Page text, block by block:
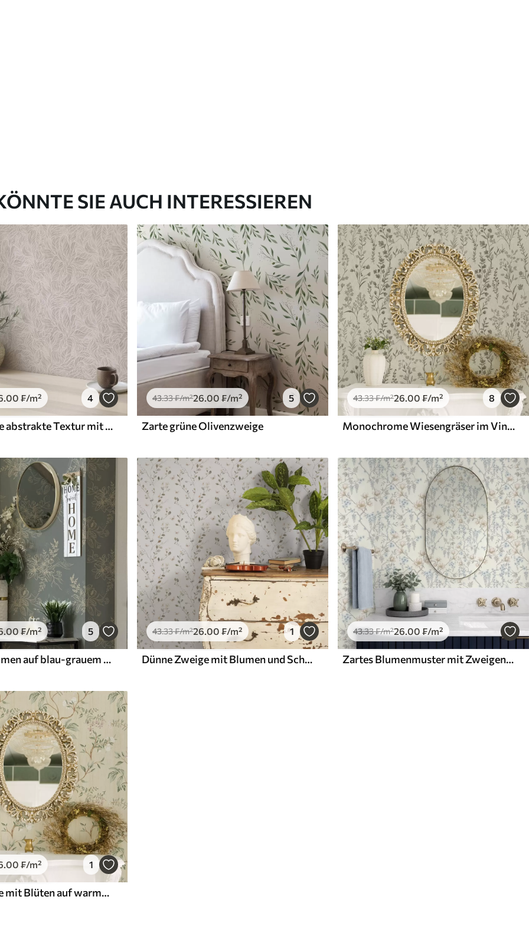
SIE AUCH INTERESSIEREN
.00 ₣/m² 4
Beigefarbene abstrakte Textur mit glatten Linien von Blättern
43.33₣/m²26.00 ₣/m² 5
Zarte grüne Olivenzweige
43.33₣/m²26.00 ₣/m² 8
Monochrome Wiesengräser im Vintage-Stil
.00 ₣/m² 5
Konturenblumen auf blau-grauem Hintergrund, elegantes botanisches Muster
43.33₣/m²26.00 ₣/m² 1
Dünne Zweige mit Blumen und Schmetterlingen auf weißem Hintergrund
43.33₣/m²26.00 ₣/m²
Zartes Blumenmuster mit Zweigen und Blüten
.00 ₣/m² 1
Zarte Zweige mit Blüten auf warmem Cremehintergrund